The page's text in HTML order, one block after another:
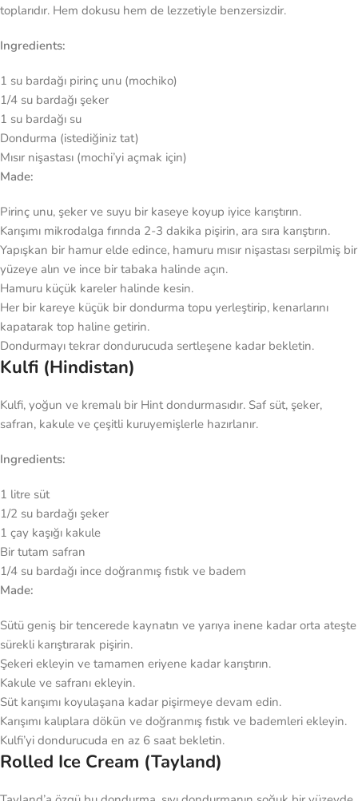
toplarıdır. Hem dokusu hem de lezzetiyle benzersizdir.
Ingredients:
1 su bardağı pirinç unu (mochiko)
1/4 su bardağı şeker
1 su bardağı su
Dondurma (istediğiniz tat)
Mısır nişastası (mochi’yi açmak için)
Made:
Pirinç unu, şeker ve suyu bir kaseye koyup iyice karıştırın.
Karışımı mikrodalga fırında 2-3 dakika pişirin, ara sıra karıştırın.
Yapışkan bir hamur elde edince, hamuru mısır nişastası serpilmiş bir
yüzeye alın ve ince bir tabaka halinde açın.
Hamuru küçük kareler halinde kesin.
Her bir kareye küçük bir dondurma topu yerleştirip, kenarlarını
kapatarak top haline getirin.
Dondurmayı tekrar dondurucuda sertleşene kadar bekletin.
Kulfi (Hindistan)
Kulfi, yoğun ve kremalı bir Hint dondurmasıdır. Saf süt, şeker,
safran, kakule ve çeşitli kuruyemişlerle hazırlanır.
Ingredients:
1 litre süt
1/2 su bardağı şeker
1 çay kaşığı kakule
Bir tutam safran
1/4 su bardağı ince doğranmış fıstık ve badem
Made:
Sütü geniş bir tencerede kaynatın ve yarıya inene kadar orta ateşte
sürekli karıştırarak pişirin.
Şekeri ekleyin ve tamamen eriyene kadar karıştırın.
Kakule ve safranı ekleyin.
Süt karışımı koyulaşana kadar pişirmeye devam edin.
Karışımı kalıplara dökün ve doğranmış fıstık ve bademleri ekleyin.
Kulfi’yi dondurucuda en az 6 saat bekletin.
Rolled Ice Cream (Tayland)